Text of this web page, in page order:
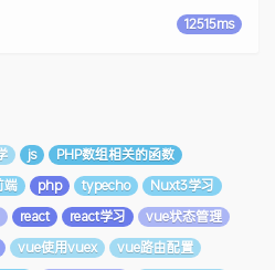
12515ms
js
PHP数组相关的函数
端 php typecho
Nuxt3学习
react react学习
vue状态管理
vue使用vuex
vue路由配置